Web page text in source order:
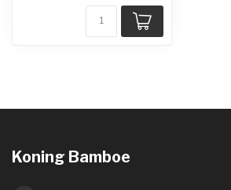
Koning Bamboe